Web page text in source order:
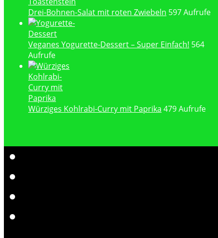
Drei-Bohnen-Salat mit roten Zwiebeln 597 Aufrufe
Veganes Yogurette-Dessert – Super Einfach! 564
Aufrufe
Würziges Kohlrabi-Curry mit Paprika 479 Aufrufe